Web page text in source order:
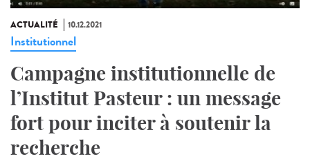
ACTUALITÉ 10.12.2021
Institutionnel
Campagne institutionnelle de
l’Institut Pasteur : un message
fort pour inciter à soutenir la
recherche